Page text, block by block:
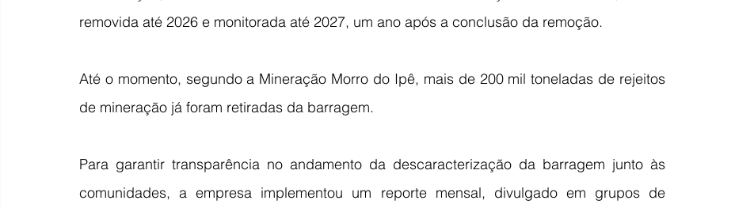
removida até 2026 e monitorada até 2027, um ano após a conclusão da remoção.
Até o momento, segundo a Mineração Morro do Ipê, mais de 200 mil toneladas de rejeitos
de mineração já foram retiradas da barragem.
Para garantir transparência no andamento da descaracterização da barragem junto às
comunidades, a empresa implementou um reporte mensal, divulgado em grupos de